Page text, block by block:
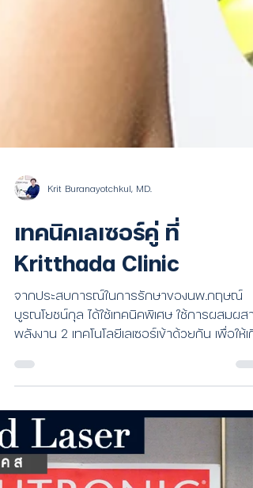
Krit Buranayotchkul, MD.
เทคนิคเลเซอร์คู่ ที่
Kritthada Clinic
จากประสบการณ์ในการรักษาของนพ.กฤษณ์
ประสิทธิภาพ